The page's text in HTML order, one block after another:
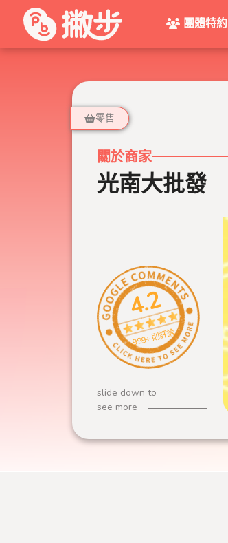
團體特約
零售
關於商家
光南大批發
4.2
999+ 則評論
slide down to
see more